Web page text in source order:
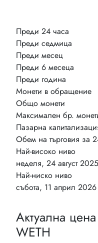
Преди 24 часа
Преди седмица
Преди месец
Преди 6 месеца
Преди година
Монети в обращение
Общо монети
Максимален бр.
Пазарна
Обем на търговия за
Най-високо ниво
неделя, 24 август
Най-ниско ниво
събота, 11 април 2026
Актуална
WETH